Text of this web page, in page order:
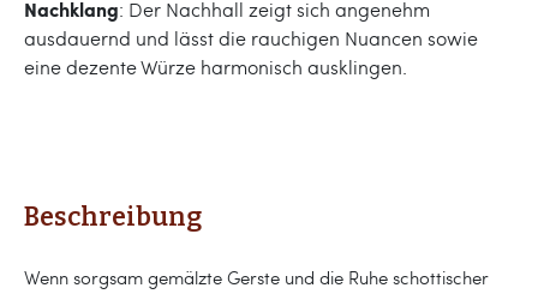
Nachklang: Der Nachhall zeigt sich angenehm
ausdauernd und lässt die rauchigen Nuancen sowie
eine dezente Würze harmonisch ausklingen.
Beschreibung
Wenn sorgsam gemälzte Gerste und die Ruhe schottischer